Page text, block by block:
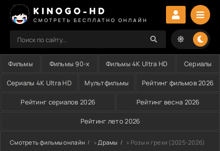
KINOGO-HD
СМОТРЕТЬ БЕСПЛАТНО ОНЛАЙН
Фильмы Фильмы 90-х Фильмы 4K Ultra HD Сериалы
Сериалы 4K Ultra HD Мультфильмы Рейтинг фильмов 2026
Рейтинг сериалов 2026 Рейтинг весна 2026
Рейтинг лето 2026
Смотреть фильмы онлайн »Драмы » Розы и грехи (2025-2026)